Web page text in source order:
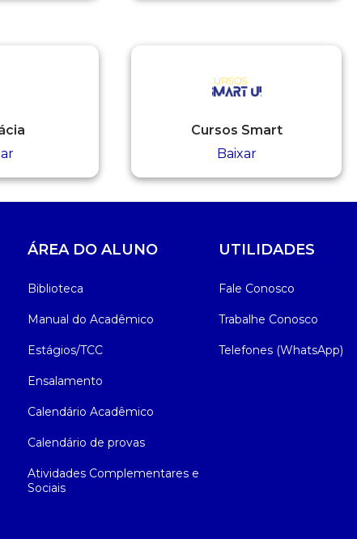
Cursos Smart
Baixar
ÁREA DO ALUNO
Biblioteca
Manual do Acadêmico
Estágios/TCC
Ensalamento
Calendário Acadêmico
Calendário de provas
Atividades Complementares e
Sociais
UTILIDADES
Fale Conosco
Trabalhe Conosco
Telefones (WhatsApp)